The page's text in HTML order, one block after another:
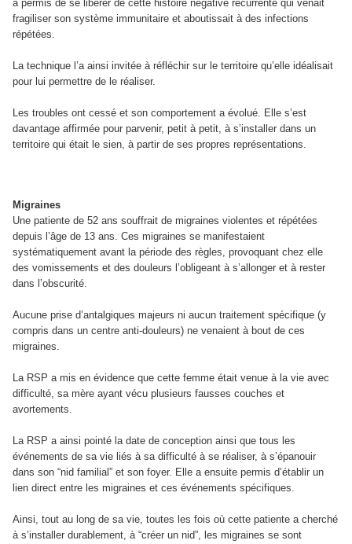
a permis de se libérer de cette histoire négative récurrente qui venait
fragiliser son système immunitaire et aboutissait à des infections
répétées.
La technique l’a ainsi invitée à réfléchir sur le territoire qu’elle idéalisait
pour lui permettre de le réaliser.
Les troubles ont cessé et son comportement a évolué. Elle s’est
davantage affirmée pour parvenir, petit à petit, à s’installer dans un
territoire qui était le sien, à partir de ses propres représentations.
Migraines
Une patiente de 52 ans souffrait de migraines violentes et répétées
depuis l’âge de 13 ans. Ces migraines se manifestaient
systématiquement avant la période des règles, provoquant chez elle
des vomissements et des douleurs l’obligeant à s’allonger et à rester
dans l’obscurité.
Aucune prise d’antalgiques majeurs ni aucun traitement spécifique (y
compris dans un centre anti-douleurs) ne venaient à bout de ces
migraines.
La RSP a mis en évidence que cette femme était venue à la vie avec
difficulté, sa mère ayant vécu plusieurs fausses couches et
avortements.
La RSP a ainsi pointé la date de conception ainsi que tous les
événements de sa vie liés à sa difficulté à se réaliser, à s’épanouir
dans son “nid familial” et son foyer. Elle a ensuite permis d’établir un
lien direct entre les migraines et ces événements spécifiques.
Ainsi, tout au long de sa vie, toutes les fois où cette patiente a cherché
à s’installer durablement, à “créer un nid”, les migraines se sont